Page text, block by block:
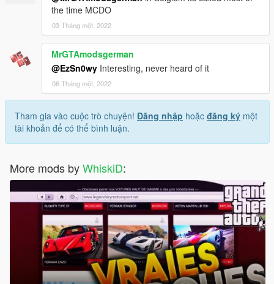
the time MCDO
03 Tháng một, 2022
MrGTAmodsgerman
@EzSn0wy Interesting, never heard of it
06 Tháng một, 2022
Tham gia vào cuộc trò chuyện! Đăng nhập hoặc đăng ký một
tài khoản để có thể bình luận.
More mods byWhiskiD: